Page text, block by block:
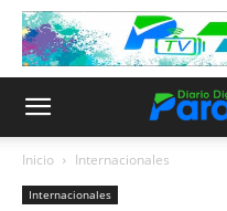
Inicio Internacionales
Internacionales